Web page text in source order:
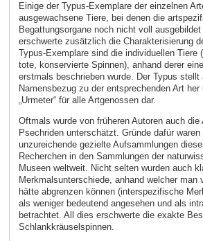
Einige der Typus-Exemplare der einzelnen
ausgewachsene Tiere, bei denen die
Begattungsorgane noch nicht voll
erschwerte zusätzlich die Charakterisierung
Typus-Exemplare sind die individuellen Tiere
tote, konservierte Spinnen), anhand derer
erstmals beschrieben wurde. Der Typus stellt
Namensbezug zu der entsprechenden Art
„Urmeter“ für alle Artgenossen dar.
Oftmals wurde von früheren Autoren auch die
Psechriden unterschätzt. Gründe dafür waren
unzureichende gezielte Aufsammlungen
Recherchen in den Sammlungen der
Museen weltweit. Nicht selten wurden auch
Merkmalsunterschiede, anhand welcher man
hätte abgrenzen können (interspezifische
als weniger bedeutend angesehen und als
betrachtet. All dies erschwerte die exakte
Schlankkräuselspinnen.